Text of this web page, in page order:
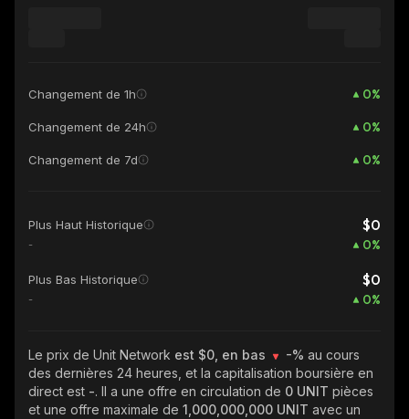
Changement de 1h 0%
Changement de 24h 0%
Changement de 7d 0%
Plus Haut Historique $0
- 0%
Plus Bas Historique $0
- 0%
Le prix de Unit Network est $0, en bas -% au cours
des dernières 24 heures, et la capitalisation boursière en
direct est -. Il a une offre en circulation de 0 UNIT pièces
et une offre maximale de 1,000,000,000 UNIT avec un